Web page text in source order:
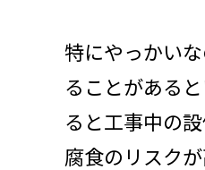
特にやっかい
ることがある
ると工事中の
腐食のリスク